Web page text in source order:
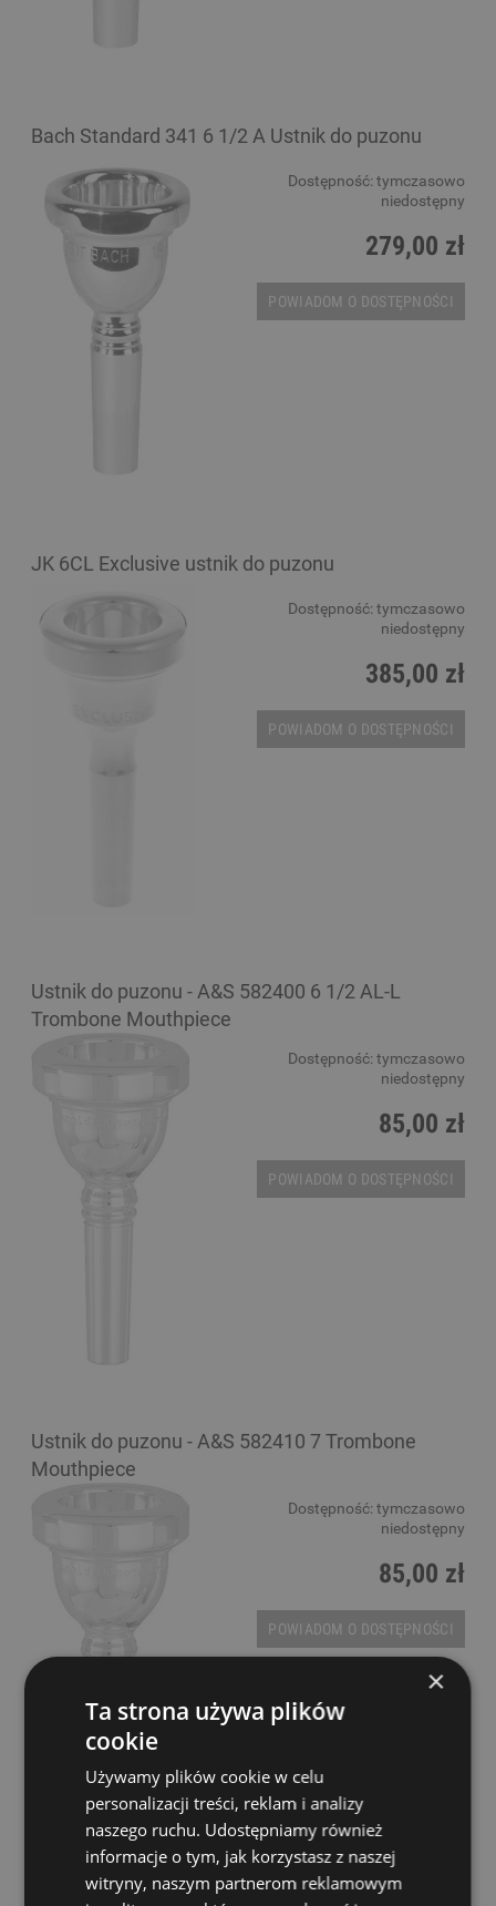
Bach Standard 341 6 1/2 A Ustnik do puzonu
Dostępność: tymczasowo
niedostępny
279,00 zł
POWIADOM O DOSTĘPNOŚCI
JK 6CL Exclusive ustnik do puzonu
Dostępność: tymczasowo
niedostępny
385,00 zł
POWIADOM O DOSTĘPNOŚCI
Ustnik do puzonu - A&S 582400 6 1/2 AL-L
Trombone Mouthpiece
Dostępność: tymczasowo
niedostępny
85,00 zł
POWIADOM O DOSTĘPNOŚCI
Ustnik do puzonu - A&S 582410 7 Trombone
Mouthpiece
Dostępność: tymczasowo
niedostępny
85,00 zł
POWIADOM O DOSTĘPNOŚCI
Ustnik do puzonu - A&S 582415 11C Trombone
×
Ta strona używa plików
cookie
Używamy plików cookie w celu
personalizacji treści, reklam i analizy
naszego ruchu. Udostępniamy również
informacje o tym, jak korzystasz z naszej
witryny, naszym partnerom reklamowym